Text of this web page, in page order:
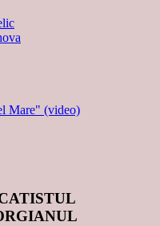
Mare" (video)